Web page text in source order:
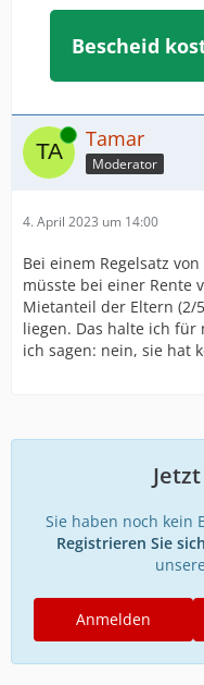
Bescheid
Online Tamar
Moderator
4. April 2023 um 14:00
Bei einem Regelsatz
müsste bei einer Rente
Mietanteil der Eltern (2/
liegen. Das halte ich
ich sagen: nein, sie hat
Sie haben noch kein
Registrieren Sie
Anmelden